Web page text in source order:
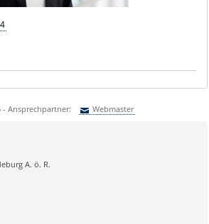
- Ansprechpartner: Webmaster
A. ö. R.